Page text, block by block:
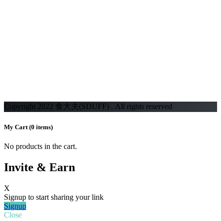
Copyright 2022 食大夫(SDUFF) . All rights reserved
My Cart (0 items)
No products in the cart.
Invite & Earn
X
Signup to start sharing your link
Signup
Close